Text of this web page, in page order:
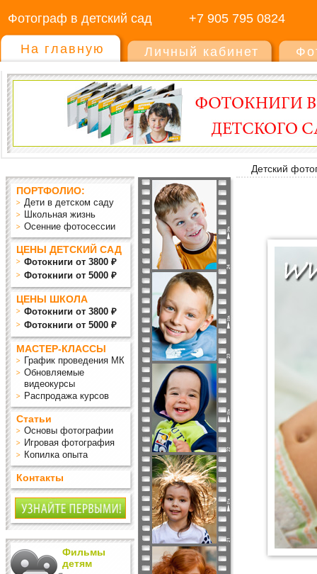
Фотограф в детский сад +7 905 795 0824
На главную Личный кабинет
Детский
ПОРТФОЛИО:
Дети в детском саду
Школьная жизнь
Осенние фотосессии
ЦЕНЫ ДЕТСКИЙ САД
Фотокниги от 3800 ₽
Фотокниги от 5000 ₽
ЦЕНЫ ШКОЛА
Фотокниги от 3800 ₽
Фотокниги от 5000 ₽
МАСТЕР-КЛАССЫ
График проведения МК
Обновляемые
видеокурсы
Распродажа курсов
Статьи
Основы фотографии
Игровая фотография
Копилка опыта
Контакты
Фильмы
детям